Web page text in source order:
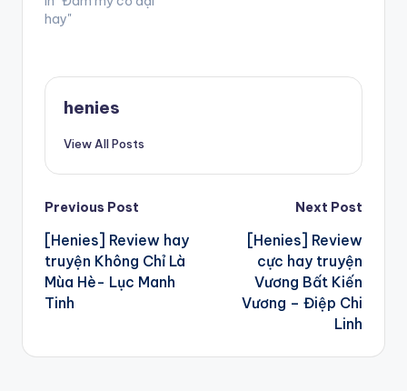
hay"
henies
View All Posts
Post
navigation
Previous Post
[Henies] Review hay
truyện Không Chỉ Là
Mùa Hè- Lục Manh
Tinh
Next Post
[Henies] Review
cực hay truyện
Vương Bất Kiến
Vương – Điệp Chi
Linh